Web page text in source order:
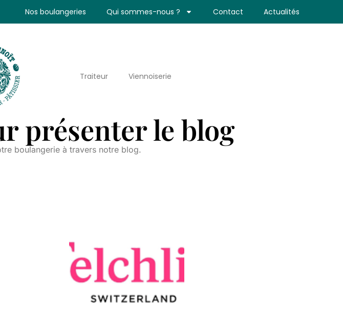
Nos boulangeries Qui sommes-nous ? Contact Actualités
Traiteur Viennoiserie
présenter le blog
boulangerie à travers notre blog.